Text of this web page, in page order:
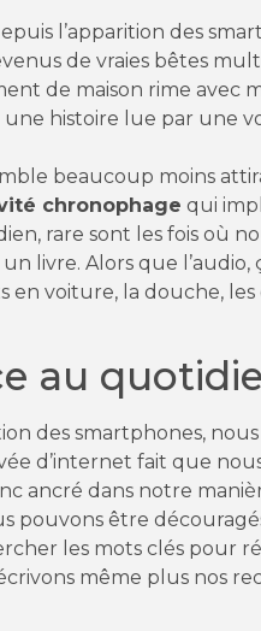
l’apparition des
de vraies bêtes
de maison rime avec
histoire lue par une
beaucoup moins
chronophage qui
rare sont les fois où
livre. Alors que l’audio,
en voiture, la douche,
au
des smartphones,
d’internet fait que
ancré dans notre
pouvons être
les mots clés pour
même plus nos